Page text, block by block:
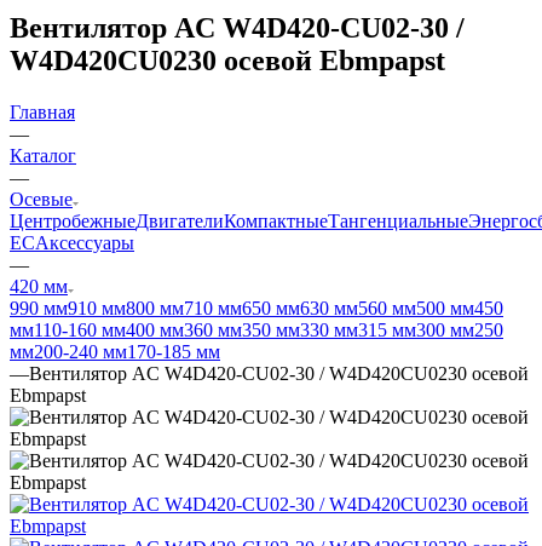
Вентилятор AC W4D420-CU02-30 /
W4D420CU0230 осевой Ebmpapst
Главная
—
Каталог
—
Осевые
ЦентробежныеДвигателиКомпактныеТангенциальные
ECАксессуары
—
420 мм
990 мм910 мм800 мм710 мм650 мм630 мм560 мм500 мм450
мм110-160 мм400 мм360 мм350 мм330 мм315 мм300 мм250
мм200-240 мм170-185 мм
—Вентилятор AC W4D420-CU02-30 / W4D420CU0230 осевой
Ebmpapst